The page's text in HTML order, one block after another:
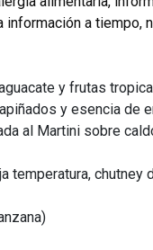
a tiempo,
y frutas
y esencia de
al Martini sobre
temperatura, chutney